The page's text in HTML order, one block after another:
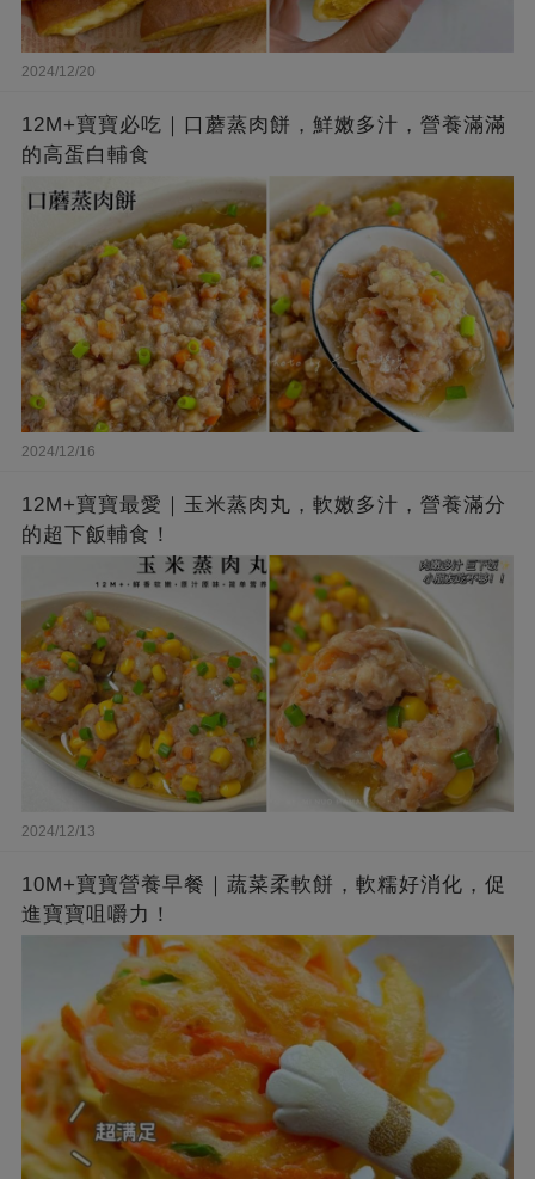
2024/12/20
12M+寶寶必吃｜口蘑蒸肉餅，鮮嫩多汁，營養滿滿
的高蛋白輔食
2024/12/16
12M+寶寶最愛｜玉米蒸肉丸，軟嫩多汁，營養滿分
的超下飯輔食！
2024/12/13
10M+寶寶營養早餐｜蔬菜柔軟餅，軟糯好消化，促
進寶寶咀嚼力！